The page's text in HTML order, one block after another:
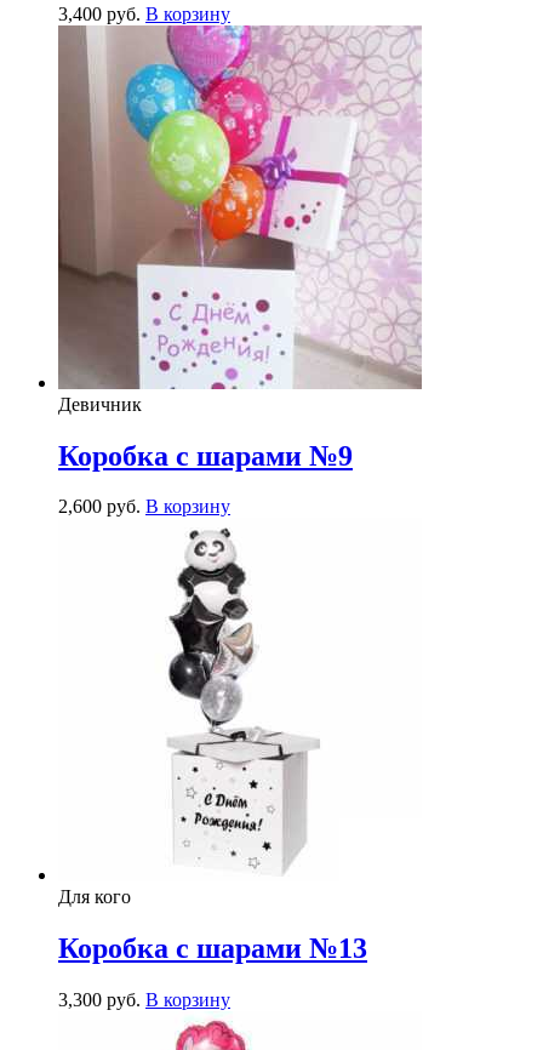
3,400 руб. В корзину
Девичник
Коробка с шарами №9
2,600 руб. В корзину
Для кого
Коробка с шарами №13
3,300 руб. В корзину